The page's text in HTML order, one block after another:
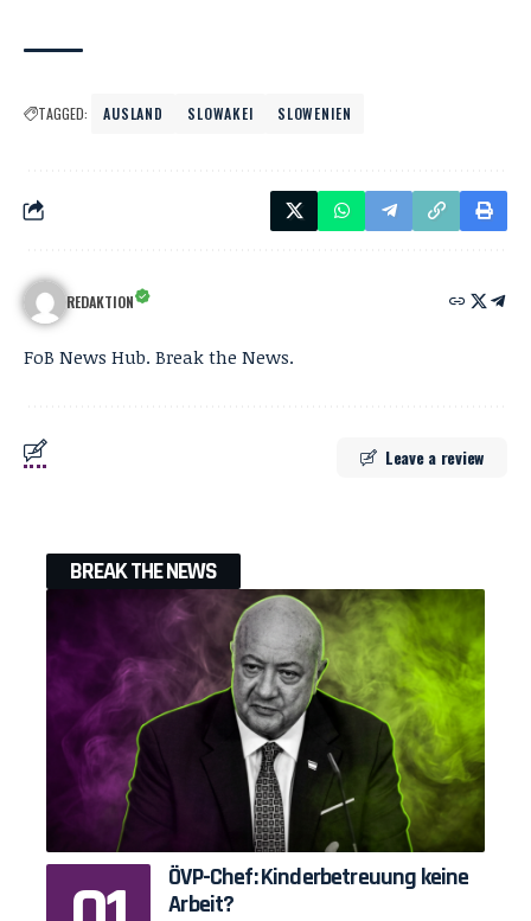
TAGGED: AUSLAND SLOWAKEI SLOWENIEN
REDAKTION
FoB News Hub. Break the News.
Leave a review
BREAK THE NEWS
ÖVP-Chef: Kinderbetreuung keine
Arbeit?